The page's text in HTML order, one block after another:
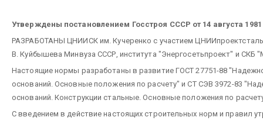
Утверждены постановлением Госстроя СССР от 14 августа
РАЗРАБОТАНЫ ЦНИИСК им. Кучеренко с участием
В. Куйбышева Минвуза СССР, института "Энергосетьпроект" и СКБ
Настоящие нормы разработаны в развитие ГОСТ 27751-88
оснований. Основные положения по расчету" и СТ СЭВ 3972-83
оснований. Конструкции стальные. Основные положения по
С введением в действие настоящих строительных норм и правил